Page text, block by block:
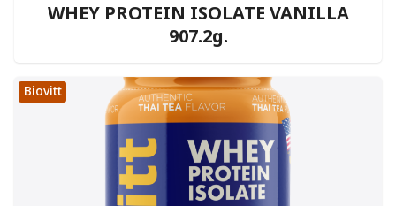
WHEY PROTEIN ISOLATE VANILLA
907.2g.
Biovitt